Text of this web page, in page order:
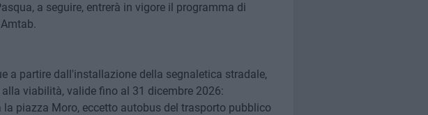
a seguire, entrerà in vigore il programma di
a partire dall'installazione della segnaletica stradale,
viabilità, valide fino al 31 dicembre 2026:
piazza Moro, eccetto autobus del trasporto pubblico